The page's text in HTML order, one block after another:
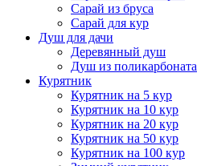
Сарай из бруса
Сарай для кур
Душ для дачи
Деревянный душ
Душ из поликарбоната
Курятник
Курятник на 5 кур
Курятник на 10 кур
Курятник на 20 кур
Курятник на 50 кур
Курятник на 100 кур